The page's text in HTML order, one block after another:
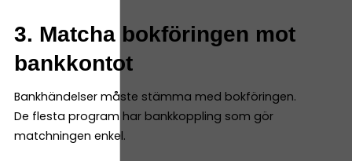
3. Matcha bokföringen mot
bankkontot
Bankhändelser måste stämma med bokföringen.
De flesta program har bankkoppling som gör
matchningen enkel.